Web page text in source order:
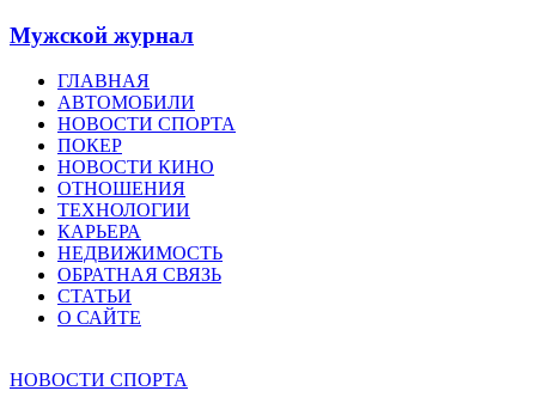
Мужской журнал
ГЛАВНАЯ
АВТОМОБИЛИ
НОВОСТИ СПОРТА
ПОКЕР
НОВОСТИ КИНО
ОТНОШЕНИЯ
ТЕХНОЛОГИИ
КАРЬЕРА
НЕДВИЖИМОСТЬ
ОБРАТНАЯ СВЯЗЬ
СТАТЬИ
О САЙТЕ
НОВОСТИ СПОРТА